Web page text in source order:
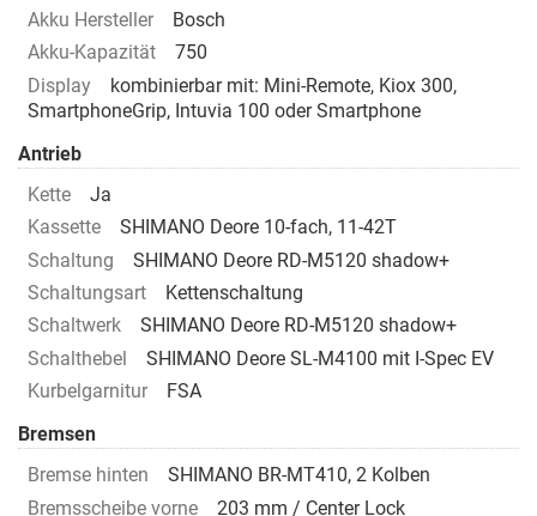
Akku Hersteller
Bosch
Akku-Kapazität
750
Display
kombinierbar mit: Mini-Remote, Kiox 300,
SmartphoneGrip, Intuvia 100 oder Smartphone
Antrieb
Kette
Ja
Kassette
SHIMANO Deore 10-fach, 11-42T
Schaltung
SHIMANO Deore RD-M5120 shadow+
Schaltungsart
Kettenschaltung
Schaltwerk
SHIMANO Deore RD-M5120 shadow+
Schalthebel
SHIMANO Deore SL-M4100 mit I-Spec EV
Kurbelgarnitur
FSA
Bremsen
Bremse hinten
SHIMANO BR-MT410, 2 Kolben
Bremsscheibe vorne
203 mm / Center Lock